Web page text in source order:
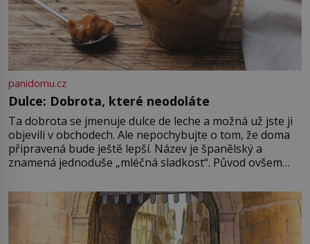
panidomu.cz
Dulce: Dobrota, které neodoláte
Ta dobrota se jmenuje dulce de leche a možná už jste ji
objevili v obchodech. Ale nepochybujte o tom, že doma
připravená bude ještě lepší. Název je španělský a
znamená jednoduše „mléčná sladkost“. Původ ovšem
pře hned několik latinskoamerických zemí a k tomu
Francie, kde se traduje,